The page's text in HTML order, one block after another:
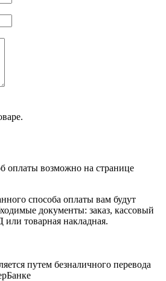
оплаты возможно на странице
способа оплаты вам будут
документы: заказ, кассовый
товарная накладная.
путем безналичного перевода